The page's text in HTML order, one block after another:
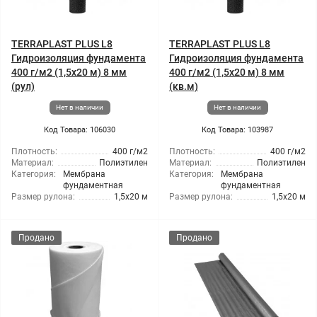
TERRAPLAST PLUS L8
Гидроизоляция фундамента
400 г/м2 (1,5x20 м) 8 мм
(рул)
Нет в наличии
Код Товара: 106030
Плотность:
400 г/м2
Материал:
Полиэтилен
Категория:
Мембрана
фундаментная
Размер рулона:
1,5x20 м
TERRAPLAST PLUS L8
Гидроизоляция фундамента
400 г/м2 (1,5x20 м) 8 мм
(кв.м)
Нет в наличии
Код Товара: 103987
Плотность:
400 г/м2
Материал:
Полиэтилен
Категория:
Мембрана
фундаментная
Размер рулона:
1,5x20 м
Продано Продано